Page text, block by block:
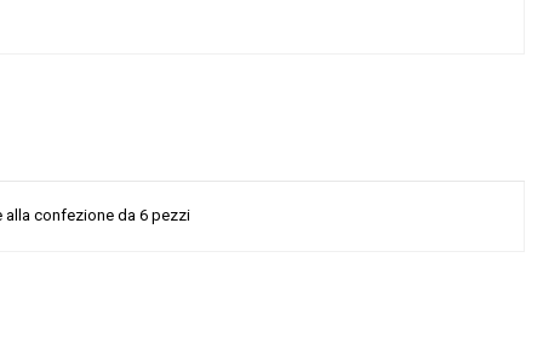
alla confezione da 6 pezzi